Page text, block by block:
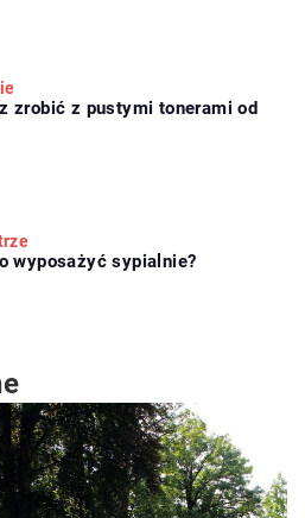
zrobić z pustymi tonerami od
wyposażyć sypialnie?